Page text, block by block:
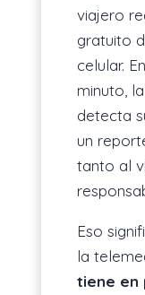
viajero
gratuito
celular.
minuto,
detecta
un
tanto al
Eso
la
tiene en